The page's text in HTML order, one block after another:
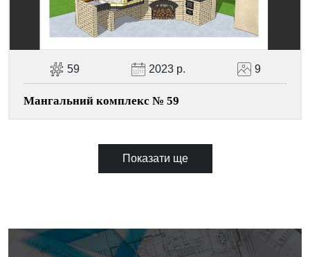
59 2023 р. 9
Мангальний комплекс № 59
Показати ще